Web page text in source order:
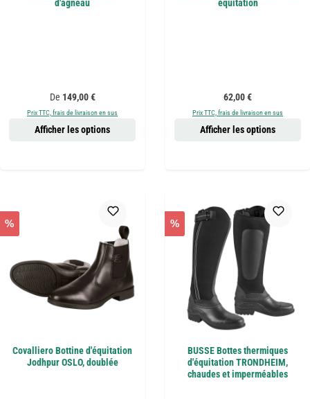
d'agneau
Prix régulier :
De 149,00 €
Prix TTC, frais de livraison en sus
Afficher les options
équitation
Prix régulier :
62,00 €
Prix TTC, frais de livraison en sus
Afficher les options
%
Covalliero Bottine d'équitation
Jodhpur OSLO, doublée
%
BUSSE Bottes thermiques
d'équitation TRONDHEIM,
chaudes et imperméables